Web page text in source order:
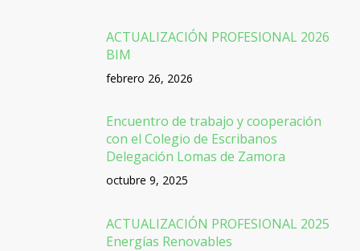
ACTUALIZACIÓN PROFESIONAL 2026
BIM
febrero 26, 2026
Encuentro de trabajo y cooperación
con el Colegio de Escribanos
Delegación Lomas de Zamora
octubre 9, 2025
ACTUALIZACIÓN PROFESIONAL 2025
Energías Renovables